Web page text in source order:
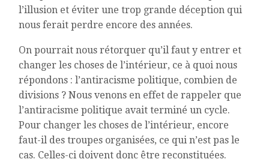
l’illusion et éviter une trop grande déception qui
nous ferait perdre encore des années.
On pourrait nous rétorquer qu’il faut y entrer et
changer les choses de l’intérieur, ce à quoi nous
répondons : l’antiracisme politique, combien de
divisions ? Nous venons en effet de rappeler que
l’antiracisme politique avait terminé un cycle.
Pour changer les choses de l’intérieur, encore
faut-il des troupes organisées, ce qui n’est pas le
cas. Celles-ci doivent donc être reconstituées.